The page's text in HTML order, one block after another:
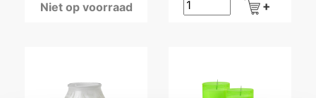
Niet op voorraad